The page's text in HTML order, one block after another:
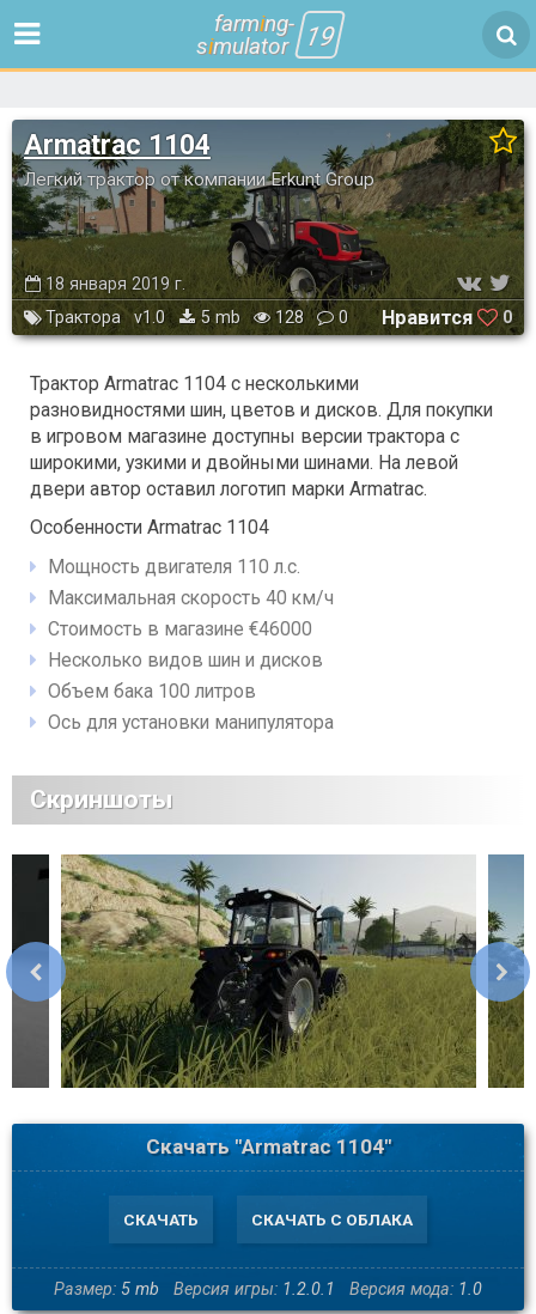
farming-
simulator 19
18 января 2019 г.
Трактора
v1.0 5 mb 128 0 Нравится 0
Armatrac 1104
Легкий трактор от компании Erkunt Group
Трактор Armatrac 1104 с несколькими
разновидностями шин, цветов и дисков. Для покупки
в игровом магазине доступны версии трактора с
широкими, узкими и двойными шинами. На левой
двери автор оставил логотип марки Armatrac.
Особенности Armatrac 1104
Мощность двигателя 110 л.с.
Максимальная скорость 40 км/ч
Стоимость в магазине €46000
Несколько видов шин и дисков
Объем бака 100 литров
Ось для установки манипулятора
Скриншоты
Скачать "Armatrac 1104"
СКАЧАТЬ СКАЧАТЬ С ОБЛАКА
Размер: 5 mb Версия игры: 1.2.0.1 Версия мода: 1.0